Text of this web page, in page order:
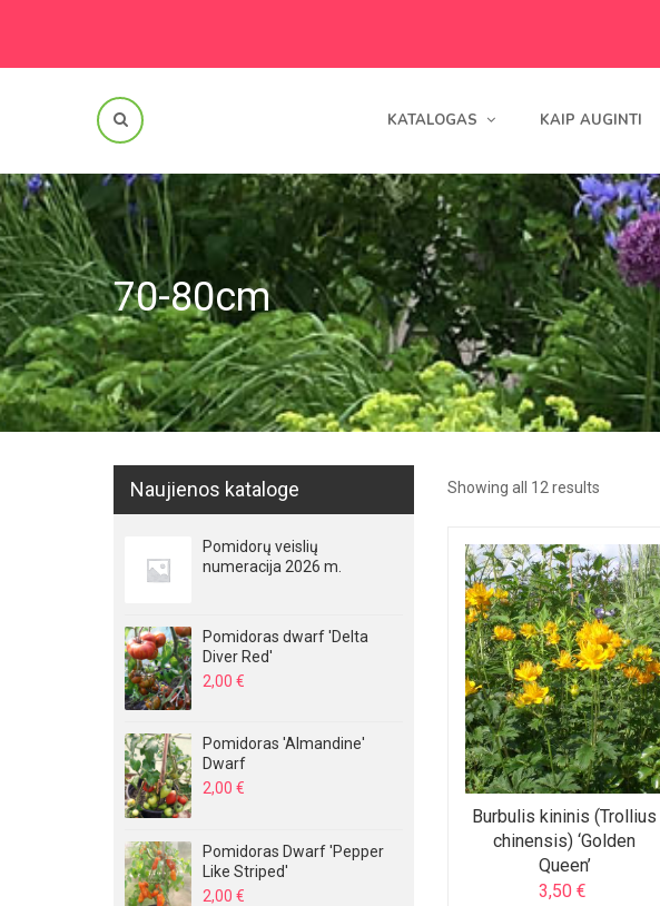
KATALOGAS KAIP AUGINTI
70-80cm
Showing all 12 results
Burbulis kininis (Trollius
chinensis) ‘Golden
Queen’
3,50 €
Naujienos kataloge
Pomidorų veislių
numeracija 2026 m.
Pomidoras dwarf 'Delta
Diver Red'
2,00 €
Pomidoras 'Almandine'
Dwarf
2,00 €
Pomidoras Dwarf 'Pepper
Like Striped'
2,00 €